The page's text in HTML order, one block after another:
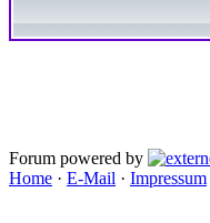
Forum powered by
Home · E-Mail · Impressum